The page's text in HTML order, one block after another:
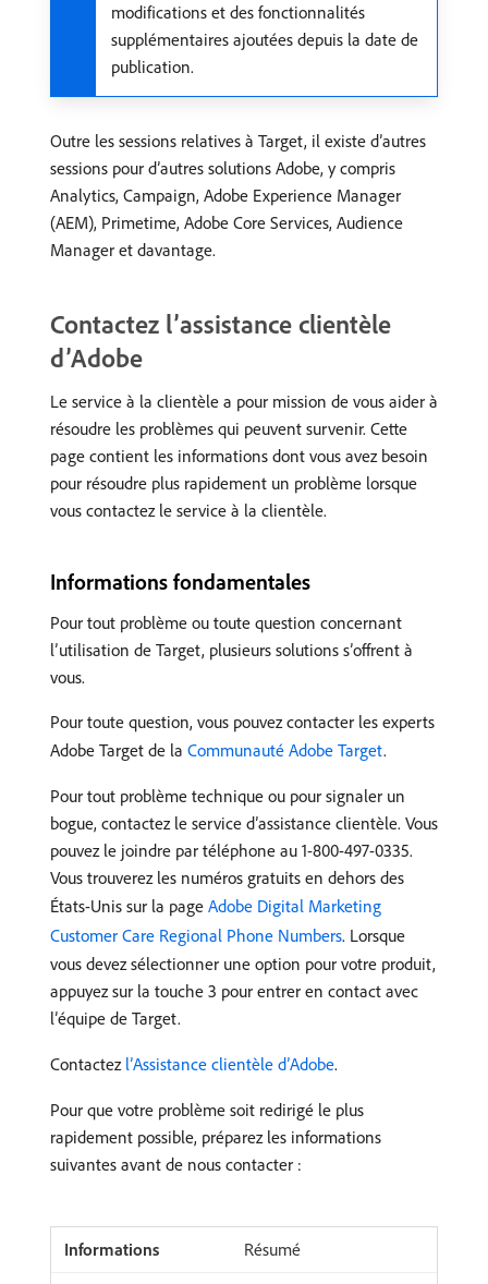
modifications et des fonctionnalités
supplémentaires ajoutées depuis la date de
publication.
Outre les sessions relatives à Target, il existe d’autres
sessions pour d’autres solutions Adobe, y compris
Analytics, Campaign, Adobe Experience Manager
(AEM), Primetime, Adobe Core Services, Audience
Manager et davantage.
Contactez l’assistance clientèle
d’Adobe
Le service à la clientèle a pour mission de vous aider à
résoudre les problèmes qui peuvent survenir. Cette
page contient les informations dont vous avez besoin
pour résoudre plus rapidement un problème lorsque
vous contactez le service à la clientèle.
Informations fondamentales
Pour tout problème ou toute question concernant
l’utilisation de Target, plusieurs solutions s’offrent à
vous.
Pour toute question, vous pouvez contacter les experts
Adobe Target de la Communauté Adobe Target.
Pour tout problème technique ou pour signaler un
bogue, contactez le service d’assistance clientèle. Vous
pouvez le joindre par téléphone au 1-800-497-0335.
Vous trouverez les numéros gratuits en dehors des
États-Unis sur la page Adobe Digital Marketing
Customer Care Regional Phone Numbers. Lorsque
vous devez sélectionner une option pour votre produit,
appuyez sur la touche 3 pour entrer en contact avec
l’équipe de Target.
Contactez l’Assistance clientèle d’Adobe.
Pour que votre problème soit redirigé le plus
rapidement possible, préparez les informations
suivantes avant de nous contacter :
Résumé